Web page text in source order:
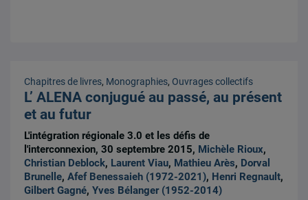
Chapitres de livres, Monographies, Ouvrages collectifs
L’ ALENA conjugué au passé, au présent
et au futur
L'intégration régionale 3.0 et les défis de
l'interconnexion, 30 septembre 2015, Michèle Rioux,
Christian Deblock, Laurent Viau, Mathieu Arès, Dorval
Brunelle,Afef Benessaieh (1972-2021), Henri Regnault,
Gilbert Gagné,Yves Bélanger (1952-2014)